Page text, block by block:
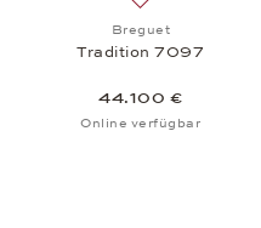
Breguet
Tradition 7097
44.100 €
Online verfügbar